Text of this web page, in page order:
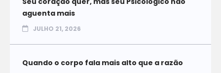
aguenta mais
JULHO 21, 2026
Quando o corpo fala mais alto que a razão